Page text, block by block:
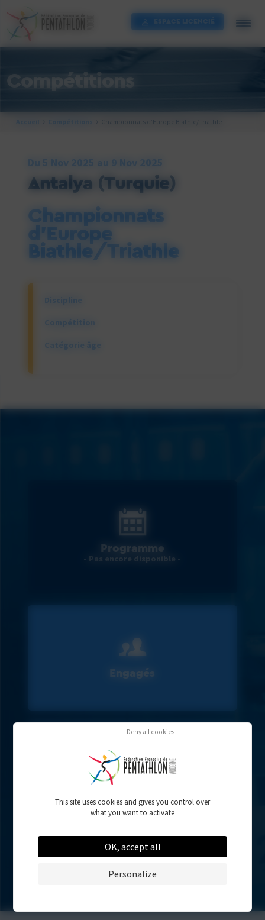
Compétitions
Du 5 Nov 2025 au 9 Nov 2025
Antalya (Turquie)
Championnats
d’Europe
Biathle/Triathle
Programme
- Pas encore disponible -
Engagés
Résultats
This site uses cookies and gives you control over
what you want to activate
OK, accept all
Deny all cookies
Personalize